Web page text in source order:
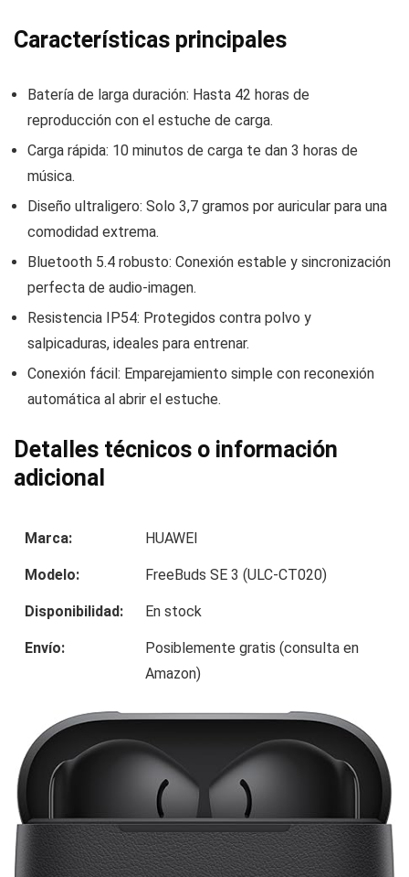
Características principales
Batería de larga duración: Hasta 42 horas de
reproducción con el estuche de carga.
Carga rápida: 10 minutos de carga te dan 3 horas de
música.
Diseño ultraligero: Solo 3,7 gramos por auricular para una
comodidad extrema.
Bluetooth 5.4 robusto: Conexión estable y sincronización
perfecta de audio-imagen.
Resistencia IP54: Protegidos contra polvo y
salpicaduras, ideales para entrenar.
Conexión fácil: Emparejamiento simple con reconexión
automática al abrir el estuche.
Detalles técnicos o información
adicional
Marca: HUAWEI
Modelo: FreeBuds SE 3 (ULC-CT020)
Disponibilidad: En stock
Envío:
Posiblemente gratis (consulta en
Amazon)